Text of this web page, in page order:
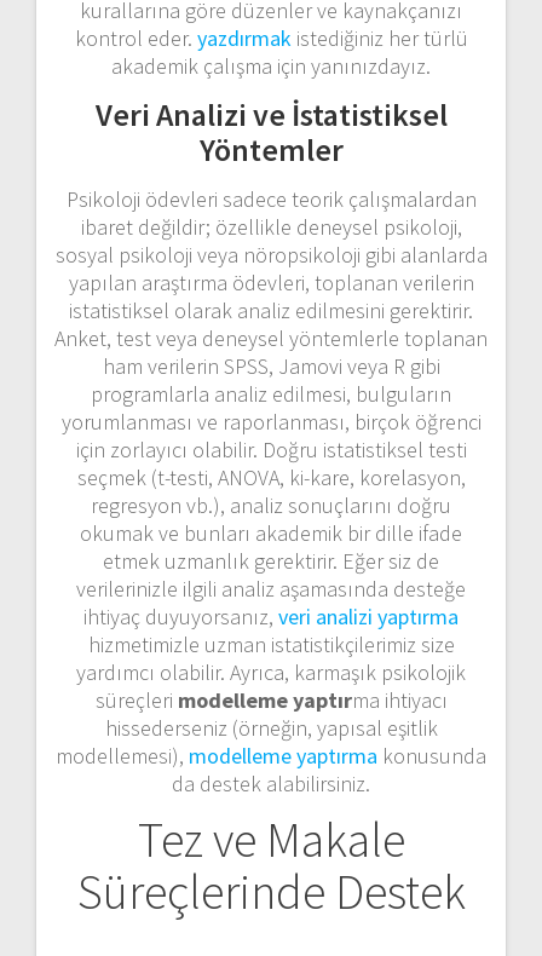
kurallarına göre düzenler ve kaynakçanızı
kontrol eder. yazdırmakistediğiniz her türlü
akademik çalışma için yanınızdayız.
Veri Analizi ve İstatistiksel
Yöntemler
Psikoloji ödevleri sadece teorik çalışmalardan
ibaret değildir; özellikle deneysel psikoloji,
sosyal psikoloji veya nöropsikoloji gibi alanlarda
yapılan araştırma ödevleri, toplanan verilerin
istatistiksel olarak analiz edilmesini gerektirir.
Anket, test veya deneysel yöntemlerle toplanan
ham verilerin SPSS, Jamovi veya R gibi
programlarla analiz edilmesi, bulguların
yorumlanması ve raporlanması, birçok öğrenci
için zorlayıcı olabilir. Doğru istatistiksel testi
seçmek (t-testi, ANOVA, ki-kare, korelasyon,
regresyon vb.), analiz sonuçlarını doğru
okumak ve bunları akademik bir dille ifade
etmek uzmanlık gerektirir. Eğer siz de
verilerinizle ilgili analiz aşamasında desteğe
ihtiyaç duyuyorsanız, veri analizi yaptırma
hizmetimizle uzman istatistikçilerimiz size
yardımcı olabilir. Ayrıca, karmaşık psikolojik
süreçleri modelleme yaptırma ihtiyacı
hissederseniz (örneğin, yapısal eşitlik
modellemesi), modelleme yaptırma konusunda
da destek alabilirsiniz.
Tez ve Makale
Süreçlerinde Destek